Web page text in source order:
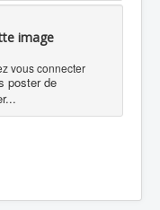
image
vous connecter
poster de